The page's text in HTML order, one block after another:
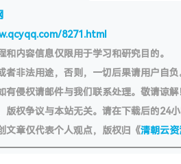
8271.html
内容信息仅限用于学习和研究目的。
者非法用途，否则，一切后果请用户自负
侵权请邮件与我们联系处理。敬请谅解
版权争议与本站无关。请在下载后的24
文章仅代表个人观点，版权归《清朝云资